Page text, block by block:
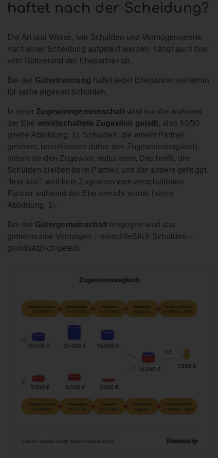
haftet nach der Scheidung?
Die Art und Weise, wie Schulden und Vermögenswerte
nach einer Scheidung aufgeteilt werden, hängt auch hier
vom Güterstand der Ehepartner ab.
Bei der Gütertrennung haftet jeder Ehepartner weiterhin
für seine eigenen Schulden.
In einer Zugewinngemeinschaftwird nur der während
der Ehe erwirtschaftete Zugewinn geteilt, also 50/50
(siehe Abbildung 1). Schulden, die einem Partner
gehören, beeinflussen daher den Zugewinnausgleich,
indem sie den Zugewinn reduzieren. Das heißt, die
Schulden bleiben beim Partner, und der andere geht ggf.
“leer aus”, weil kein Zugewinn vom verschuldeten
Partner während der Ehe erreicht wurde (siehe
Abbildung 1).
Bei der Gütergemeinschaft hingegen wird das
gemeinsame Vermögen – einschließlich Schulden –
grundsätzlich geteilt.